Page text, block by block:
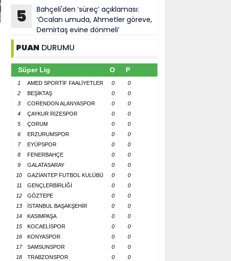
5
Bahçeli'den ‘süreç’ açıklaması:
‘Öcalan umuda, Ahmetler göreve,
Demirtaş evine dönmeli’
PUAN DURUMU
Süper Lig O P
1 AMED SPORTİF FAALİYETLER 0
0
2
BEŞİKTAŞ 0
0
3
CORENDON ALANYASPOR 0
0
4
ÇAYKUR RİZESPOR 0
0
5
ÇORUM 0
0
6
ERZURUMSPOR 0
0
7
EYÜPSPOR 0
0
8
FENERBAHÇE 0
0
9
GALATASARAY 0
0
10
GAZİANTEP FUTBOL KULÜBÜ 0
0
11
GENÇLERBİRLİĞİ 0
0
12
GÖZTEPE 0
0
13
İSTANBUL BAŞAKŞEHİR 0
0
14
KASIMPAŞA 0
0
15
KOCAELİSPOR 0
0
16
KONYASPOR 0
0
17
SAMSUNSPOR 0
0
18
TRABZONSPOR 0 0